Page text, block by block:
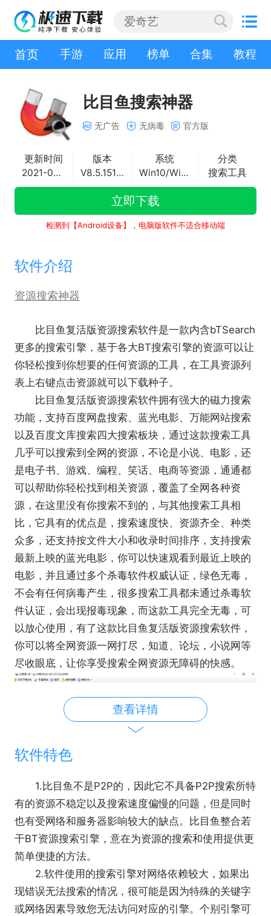
首页 手游 应用 榜单 合集 教程
比目鱼搜索神器
无广告 无病毒 官方版
更新时间
2021-09-18
版本
V8.5.15156.2340
系统
Win10/Win8/Win7/vista/2000/WinXP
分类
搜索工具
立即下载
检测到【Android设备】，电脑版软件不适合移动端
软件介绍
资源搜索神器
比目鱼复活版资源搜索软件是一款内含bTSearch
更多的搜索引擎，基于各大BT搜索引擎的资源可以让
你轻松搜到你想要的任何资源的工具，在工具资源列
表上右键点击资源就可以下载种子。
比目鱼复活版资源搜索软件拥有强大的磁力搜索
功能，支持百度网盘搜索、蓝光电影、万能网站搜索
以及百度文库搜索四大搜索板块，通过这款搜索工具
几乎可以搜索到全网的资源，不论是小说、电影，还
是电子书、游戏、编程、笑话、电商等资源，通通都
可以帮助你轻松找到相关资源，覆盖了全网各种资
源，在这里没有你搜索不到的，与其他搜索工具相
比，它具有的优点是，搜索速度快、资源齐全、种类
众多，还支持按文件大小和收录时间排序，支持搜索
最新上映的蓝光电影，你可以快速观看到最近上映的
电影，并且通过多个杀毒软件权威认证，绿色无毒，
不会有任何病毒产生，很多搜索工具都未通过杀毒软
件认证，会出现报毒现象，而这款工具完全无毒，可
以放心使用，有了这款比目鱼复活版资源搜索软件，
你可以将全网资源一网打尽，知道、论坛，小说网等
尽收眼底，让你享受搜索全网资源无障碍的快感。
查看详情
软件特色
1.比目鱼不是P2P的，因此它不具备P2P搜索所特
有的资源不稳定以及搜索速度偏慢的问题，但是同时
也有受网络和服务器影响较大的缺点。比目鱼整合若
干BT资源搜索引擎，意在为资源的搜索和使用提供更
简单便捷的方法。
2.软件使用的搜索引擎对网络依赖较大，如果出
现错误无法搜索的情况，很可能是因为特殊的关键字
或网络因素导致您无法访问对应的引擎。个别引擎可